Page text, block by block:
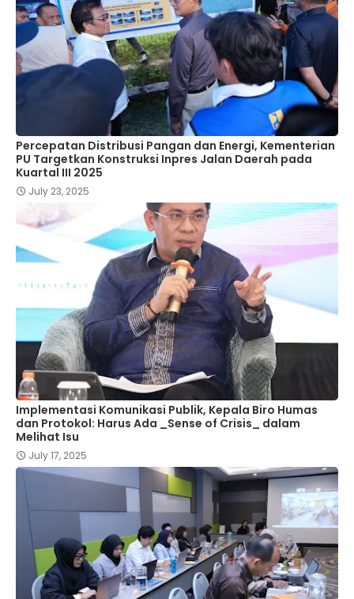
Percepatan Distribusi Pangan dan Energi, Kementerian
PU Targetkan Konstruksi Inpres Jalan Daerah pada
Kuartal III 2025
July 23, 2025
Implementasi Komunikasi Publik, Kepala Biro Humas
dan Protokol: Harus Ada _Sense of Crisis_ dalam
Melihat Isu
July 17, 2025